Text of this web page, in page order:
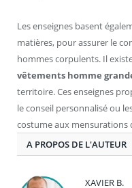
Les enseignes basent
matières, pour assurer le
hommes corpulents. Il
vêtements homme
territoire. Ces enseignes
le conseil personnalisé ou
costume aux mensurations
A PROPOS DE L'AUTEUR
XAVIER B.